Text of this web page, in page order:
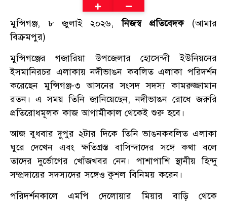
মুন্সিগঞ্জ, ৮ জুলাই ২০২৬,নিজস্ব প্রতিবেদক(আমার
বিক্রমপুর)
মুন্সিগঞ্জের গজারিয়া উপজেলার হোসেন্দী ইউনিয়নের
ইসমানিরচর এলাকায় নদীভাঙন কবলিত এলাকা পরিদর্শন
করেছেন মুন্সিগঞ্জ-৩ আসনের সংসদ সদস্য কামরুজ্জামান
রতন। এ সময় তিনি জানিয়েছেন, নদীভাঙন রোধে জরুরি
প্রতিরোধমূলক কাজ আগামীকাল থেকেই শুরু হবে।
আজ বুধবার দুপুর ২টার দিকে তিনি ভাঙনকবলিত এলাকা
ঘুরে দেখেন এবং ক্ষতিগ্রস্ত বাসিন্দাদের সঙ্গে কথা বলে
তাদের দুর্ভোগের খোঁজখবর নেন। পাশাপাশি স্থানীয় হিন্দু
সম্প্রদায়ের সদস্যদের সঙ্গেও কুশল বিনিময় করেন।
পরিদর্শনকালে এমপি দেলোয়ার মিয়ার বাড়ি থেকে